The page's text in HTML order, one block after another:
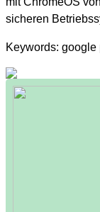
sicheren
Keywords: